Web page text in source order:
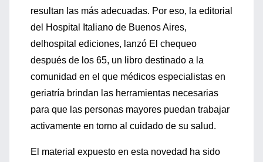
resultan las más adecuadas. Por eso, la editorial
del Hospital Italiano de Buenos Aires,
delhospital ediciones, lanzó El chequeo
después de los 65, un libro destinado a la
comunidad en el que médicos especialistas en
geriatría brindan las herramientas necesarias
para que las personas mayores puedan trabajar
activamente en torno al cuidado de su salud.
El material expuesto en esta novedad ha sido